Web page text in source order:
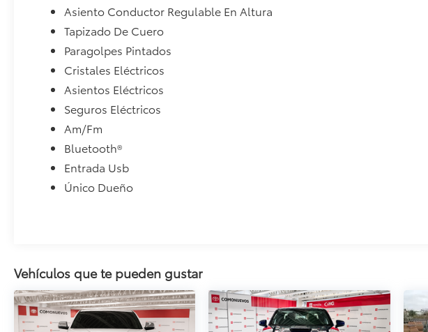
Asiento Conductor Regulable En Altura
Tapizado De Cuero
Paragolpes Pintados
Cristales Eléctricos
Asientos Eléctricos
Seguros Eléctricos
Am/Fm
Bluetooth®
Entrada Usb
Único Dueño
Vehículos que te pueden gustar